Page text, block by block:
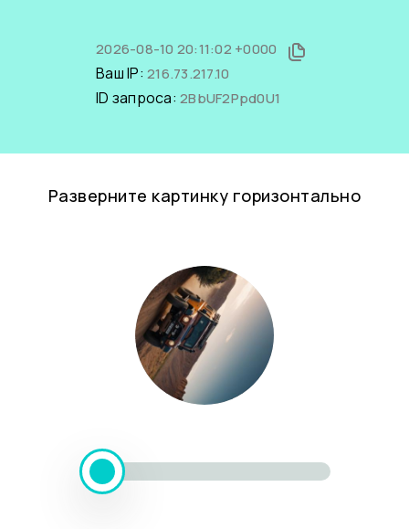
2026-08-10 20:11:02 +0000
Ваш IP: 216.73.217.10
ID запроса: 2BbUF2Ppd0U1
Разверните картинку горизонтально